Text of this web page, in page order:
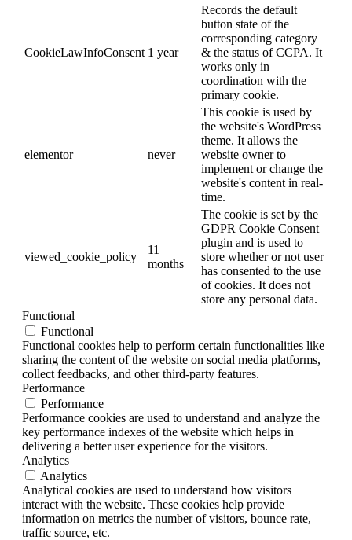
CookieLawInfoConsent 1 year
Records the default
button state of the
corresponding category
& the status of CCPA. It
works only in
coordination with the
primary cookie.
elementor never
This cookie is used by
the website's WordPress
theme. It allows the
website owner to
implement or change the
website's content in real-
time.
viewed_cookie_policy
11
months
The cookie is set by the
GDPR Cookie Consent
plugin and is used to
store whether or not user
has consented to the use
of cookies. It does not
store any personal data.
Functional
Functional
Functional cookies help to perform certain functionalities like
sharing the content of the website on social media platforms,
collect feedbacks, and other third-party features.
Performance
Performance
Performance cookies are used to understand and analyze the
key performance indexes of the website which helps in
delivering a better user experience for the visitors.
Analytics
Analytics
Analytical cookies are used to understand how visitors
interact with the website. These cookies help provide
information on metrics the number of visitors, bounce rate,
traffic source, etc.